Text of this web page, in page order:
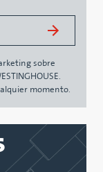
sobre
momento.